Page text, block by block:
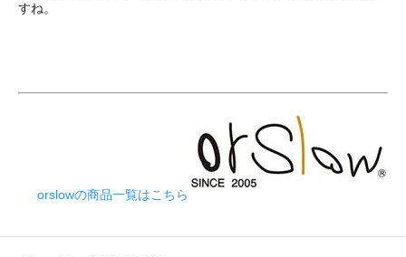
すね。
orslowの商品一覧はこちら